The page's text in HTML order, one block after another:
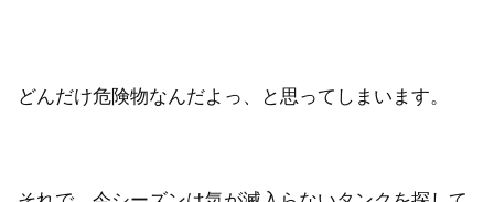
どんだけ危険物なんだよっ、と思ってしまいます。